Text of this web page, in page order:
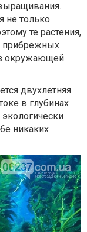
не только
те растения,
прибрежных
окружающей
двухлетняя
в глубинах
экологически
никаких